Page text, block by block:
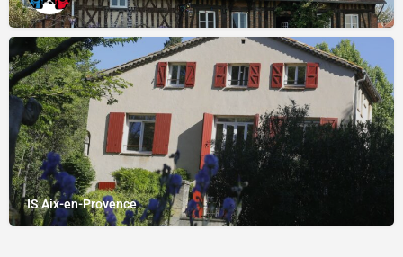
IS Aix-en-Provence